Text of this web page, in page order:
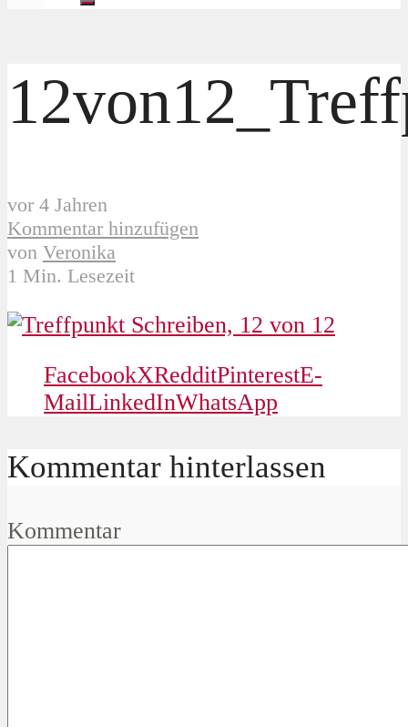
vor 4 Jahren
Kommentar hinzufügen
von Veronika
1 Min. Lesezeit
FacebookXRedditPinterestE-
MailLinkedInWhatsApp
Kommentar hinterlassen
Kommentar